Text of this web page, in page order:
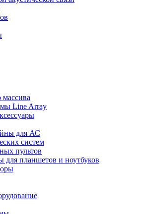
Line Array
для АС
систем
пультов
для планшетов и ноутбуков